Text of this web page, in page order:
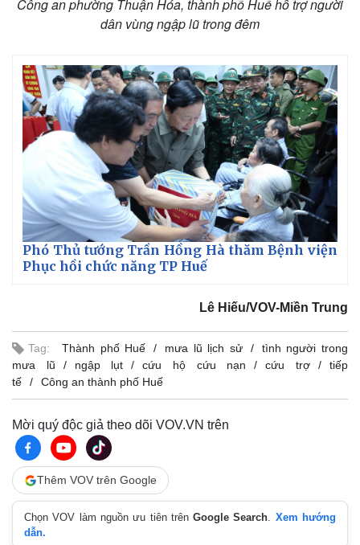
Vụ án
Vũ
Công an phường Thuận Hóa, thành phố Huế hỗ trợ người
dân vùng ngập lũ trong đêm
Phó Thủ tướng Trần Hồng Hà thăm Bệnh viện
Phục hồi chức năng TP Huế
Lê Hiếu/VOV-Miền Trung
Tag: Thành phố Huế mưa lũ lịch sử
tình người trong
mưa lũ
ngập lụt cứu hộ cứu nạn cứu trợ
tiếp
tế
Công an thành phố Huế
Mời quý độc giả theo dõi VOV.VN trên
Thêm VOV trên Google
Chọn VOV làm nguồn ưu tiên trênGoogle Search. Xem hướng
dẫn.